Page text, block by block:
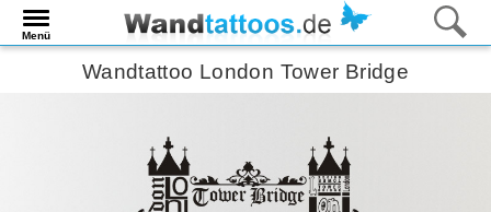
Menü
Wandtattoo London Tower Bridge